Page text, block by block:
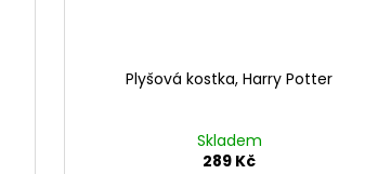
Plyšová kostka, Harry Potter
Skladem
289 Kč